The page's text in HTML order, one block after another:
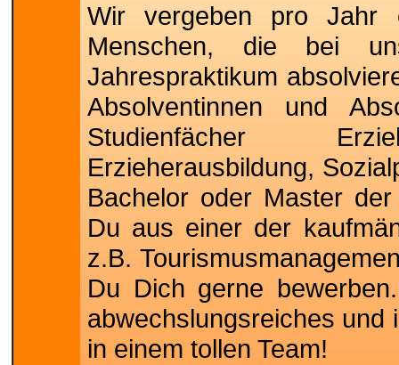
Wir vergeben pro Jahr
Menschen, die bei
Jahrespraktikum
Absolventinnen und
Studienfächer
Erzieherausbildung,
Bachelor oder Master
Du aus einer der
z.B.
Du Dich gerne
abwechslungsreiches und
in einem tollen Team!